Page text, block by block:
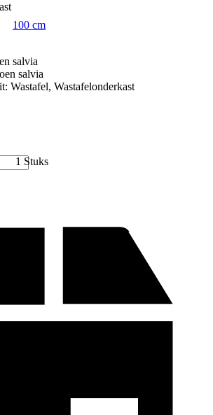
100 cm
salvia
salvia
: Wastafel, Wastafelonderkast
1 Stuks